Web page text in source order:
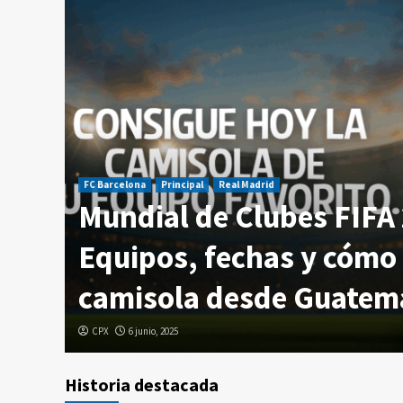
FC Barcelona Principal Real Madrid
Mundial de Clubes FIFA
Equipos, fechas y
camisola desde
CPX 6 junio, 2025
Historia destacada